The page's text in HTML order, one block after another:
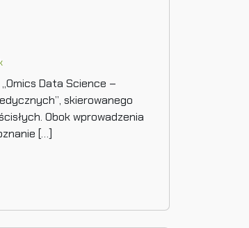
Data Science –
skierowanego
Obok wprowadzenia
[…]